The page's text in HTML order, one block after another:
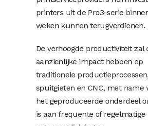
printers uit de Pro3-serie
weken kunnen terugverdienen.
De verhoogde productiviteit zal
aanzienlijke impact hebben op
traditionele
spuitgieten en CNC, met name
het geproduceerde onderdeel
is aan frequente of regelmatige